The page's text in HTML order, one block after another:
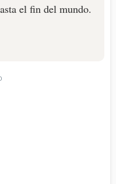
el fin del mundo.